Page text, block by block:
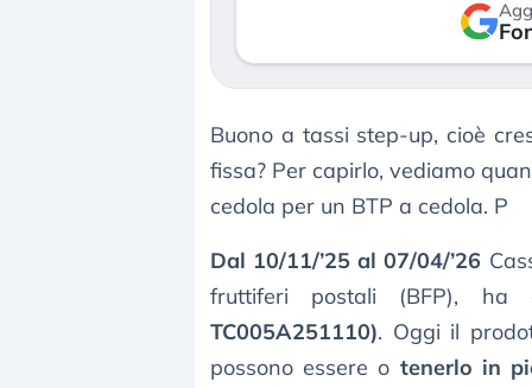
Buono a tassi step-up, cioè
fissa? Per capirlo, vediamo
cedola per un BTP a cedola. P
Dal 10/11/’25 al 07/04/’26
fruttiferi postali (BFP), ha
TC005A251110). Oggi il
possono essere o tenerlo in
24 luglio 2026